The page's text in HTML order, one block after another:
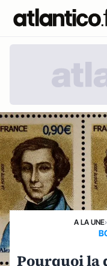
A LA UNE›
Pourquoi la